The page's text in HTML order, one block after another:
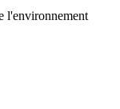
l'environnement